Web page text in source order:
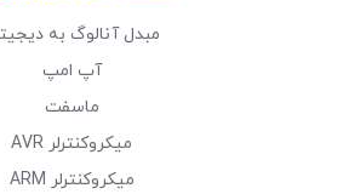
مبدل آنالوگ به
آپ امپ
ماسفت
میکروکنترلر AVR
میکروکنترلر ARM